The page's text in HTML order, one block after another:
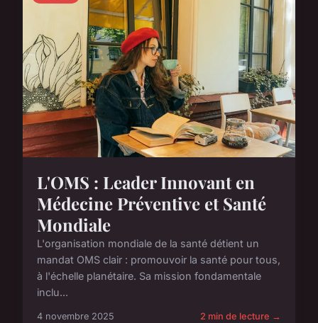
L'OMS : Leader Innovant en
Médecine Préventive et Santé
Mondiale
L'organisation mondiale de la santé détient un
mandat OMS clair : promouvoir la santé pour tous,
à l'échelle planétaire. Sa mission fondamentale
inclu...
4 novembre 2025 2 min de lecture →